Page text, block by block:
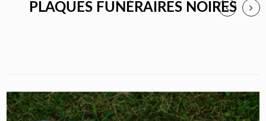
PLAQUES FUNÉRAIRES NOIRES